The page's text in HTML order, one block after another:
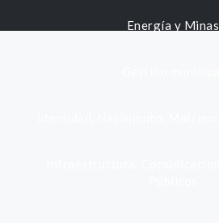
Energía y Minas